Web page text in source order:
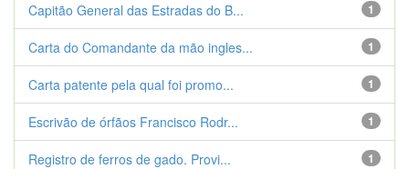
1
Capitão General das Estradas do B...
1
Carta do Comandante da mão ingles...
1
Carta patente pela qual foi promo...
1
Escrivão de órfãos Francisco Rodr...
1
Registro de ferros de gado. Provi...